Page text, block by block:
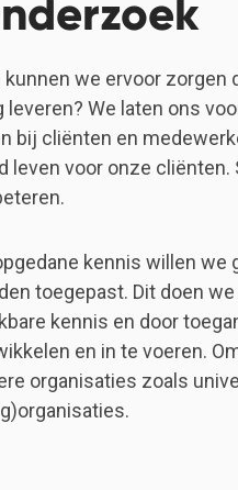
kunnen we ervoor zorgen
leveren? We laten ons
bij cliënten en
leven voor onze
kennis willen we
toegepast. Dit doen
kennis en door
en in te voeren.
organisaties zoals